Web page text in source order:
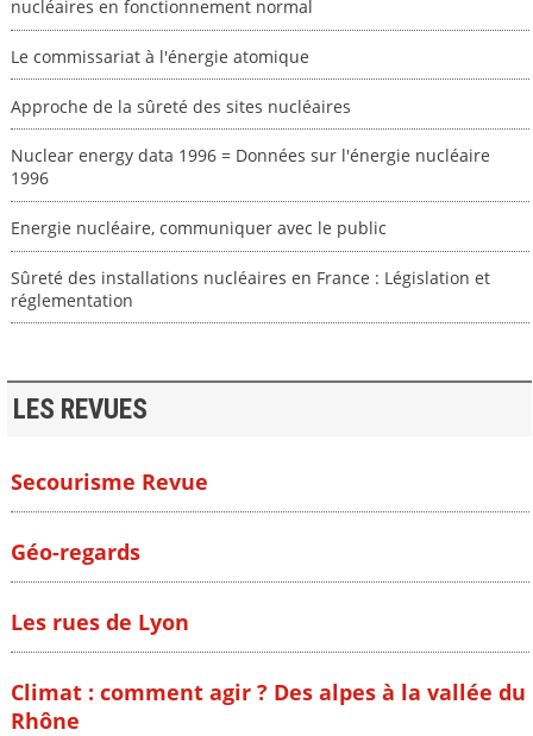
nucléaires en fonctionnement normal
Le commissariat à l'énergie atomique
Approche de la sûreté des sites nucléaires
Nuclear energy data 1996 = Données sur l'énergie nucléaire
1996
Energie nucléaire, communiquer avec le public
Sûreté des installations nucléaires en France : Législation et
réglementation
LES REVUES
Secourisme Revue
Géo-regards
Les rues de Lyon
Climat : comment agir ? Des alpes à la vallée du
Rhône